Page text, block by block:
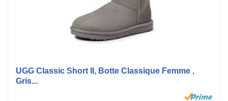
UGG Classic Short II, Botte Classique Femme ,
Gris...